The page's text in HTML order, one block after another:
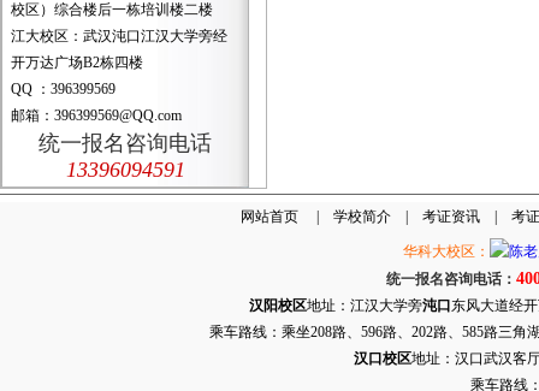
校区）综合楼后一栋培训楼二楼
江大校区：武汉沌口江汉大学旁经
开万达广场B2栋四楼
QQ ：396399569
邮箱：396399569@QQ.com
统一报名咨询电话
13396094591
网站首页| 学校简介| 考证资讯| 考
华科大校区：
统一报名咨询电话：
汉阳校区地址：江汉大学旁沌口 东风大道经
乘车路线：乘坐208路、596路、202路、585路三
汉口校区地址：汉口武汉客
乘车路线